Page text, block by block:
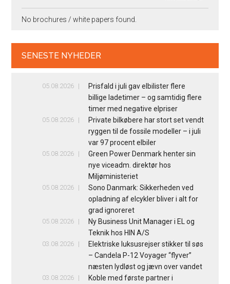
No brochures / white papers found.
SENESTE NYHEDER
05.08.2026
Prisfald i juli gav elbilister flere
billige ladetimer – og samtidig flere
timer med negative elpriser
05.08.2026
Private bilkøbere har stort set vendt
ryggen til de fossile modeller – i juli
var 97 procent elbiler
05.08.2026
Green Power Denmark henter sin
nye viceadm. direktør hos
Miljøministeriet
05.08.2026
Sono Danmark: Sikkerheden ved
opladning af elcykler bliver i alt for
grad ignoreret
05.08.2026
Ny Business Unit Manager i EL og
Teknik hos HIN A/S
03.08.2026
Elektriske luksusrejser stikker til søs
– Candela P-12 Voyager “flyver”
næsten lydløst og jævn over vandet
03.08.2026
Koble med første partner i